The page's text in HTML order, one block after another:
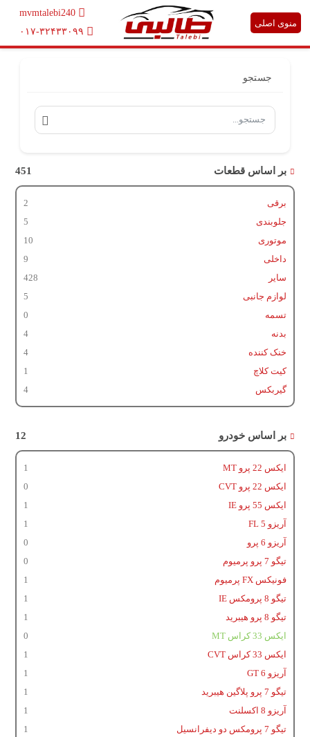
mvmtalebi240
۰۱۷-۳۲۴۳۳۰۹۹
منوی اصلی
جستجو
بر اساس قطعات 451
برقی
2
جلوبندی
5
موتوری
10
داخلی
9
سایر
428
لوازم جانبی
5
تسمه
0
بدنه
4
خنک کننده
4
کیت کلاچ
1
گیربکس
4
بر اساس خودرو 12
ایکس 22 پرو MT
1
ایکس 22 پرو CVT
0
ایکس 55 پرو IE
1
آریزو 5 FL
1
آریزو 6 پرو
0
تیگو 7 پرو پرمیوم
0
فونیکس FX پرمیوم
1
تیگو 8 پرومکس IE
1
تیگو 8 پرو هیبرید
1
ایکس 33 کراس MT
0
ایکس 33 کراس CVT
1
آریزو 6 GT
1
تیگو 7 پرو پلاگین هیبرید
1
آریزو 8 اکسلنت
1
تیگو 7 پرومکس دو دیفرانسیل
1